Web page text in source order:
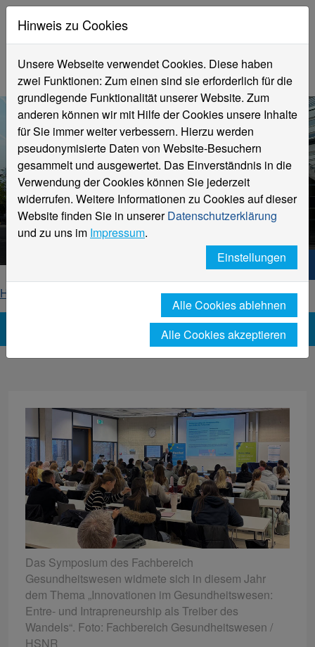
Aktuelle Meldungen
Hochschule Niederrhein
Hochschule Niederrhein. Dein Weg.
Home
News-Detailseite
Das Symposium des Fachbereich
Gesundheitswesen widmete sich in diesem Jahr
dem Thema „Innovationen im Gesundheitswesen:
Entre- und Intrapreneurship als Treiber des
Wandels“. Foto: Fachbereich Gesundheitswesen /
HSNR
Hinweis zu Cookies
Unsere Webseite verwendet Cookies. Diese haben
zwei Funktionen: Zum einen sind sie erforderlich für die
grundlegende Funktionalität unserer Website. Zum
anderen können wir mit Hilfe der Cookies unsere Inhalte
für Sie immer weiter verbessern. Hierzu werden
pseudonymisierte Daten von Website-Besuchern
gesammelt und ausgewertet. Das Einverständnis in die
Verwendung der Cookies können Sie jederzeit
widerrufen. Weitere Informationen zu Cookies auf dieser
Website finden Sie in unsererDatenschutzerklärung
und zu uns im Impressum.
Einstellungen
Alle Cookies ablehnen
Alle Cookies akzeptieren